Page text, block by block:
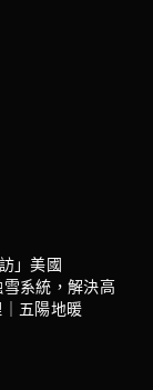
」美國
系統，解決高
五陽地暖